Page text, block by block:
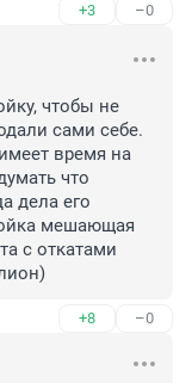
+3 –0
чтобы не
сами себе.
время на
что
дела его
мешающая
с откатами
+8 –0